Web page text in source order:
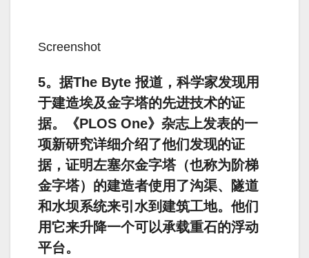
Screenshot
5。据The Byte 报道，科学家发现用
于建造埃及金字塔的先进技术的证
据。《PLOS One》杂志上发表的一
项新研究详细介绍了他们发现的证
据，证明左塞尔金字塔（也称为阶梯
金字塔）的建造者使用了沟渠、隧道
和水坝系统来引水到建筑工地。他们
用它来升降一个可以承载重石的浮动
平台。